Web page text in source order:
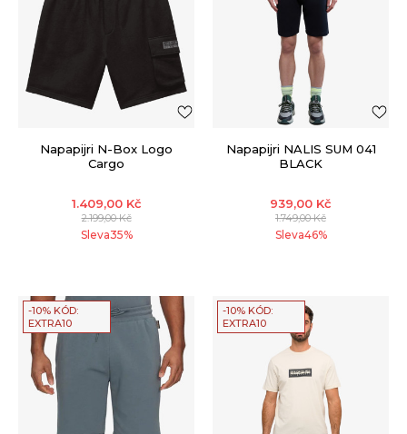
Napapijri N-Box Logo
Cargo
1.409,00 Kč
2.199,00Kč
Sleva35%
Napapijri NALIS SUM 041
BLACK
939,00 Kč
1.749,00Kč
Sleva46%
-10% KÓD:
EXTRA10
-10% KÓD:
EXTRA10